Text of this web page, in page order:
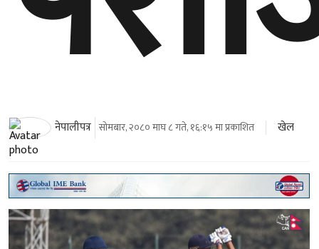
नेपालीपत्र सोमबार, २०८० माघ ८ गते, १६:१५ मा प्रकाशित खेल